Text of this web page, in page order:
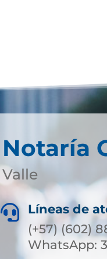
Notaría
Valle

Líneas de
(+57) (602)
WhatsApp: